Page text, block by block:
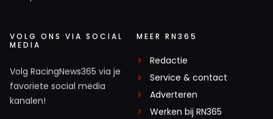
VOLG ONS VIA SOCIAL
MEDIA
Volg RacingNews365 via je
favoriete social media
kanalen!
MEER RN365
Redactie
Service & contact
Adverteren
Werken bij RN365